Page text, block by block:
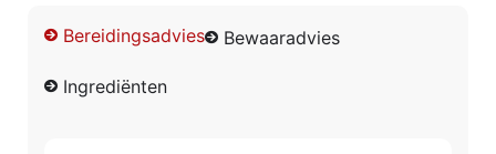
Bereidingsadvies Bewaaradvies
Ingrediënten